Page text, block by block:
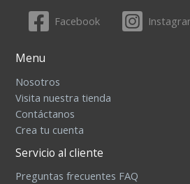
Facebook
Menu
Nosotros
Visita nuestra tienda
Contáctanos
Crea tu cuenta
Servicio al cliente
Preguntas frecuentes FAQ